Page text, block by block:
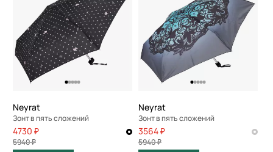
Neyrat
Зонт в пять сложений
4730 ₽
5940 ₽
Neyrat
Зонт в пять сложений
3564 ₽
5940 ₽